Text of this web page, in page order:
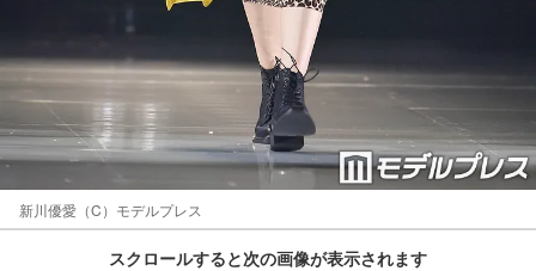
新川優愛（C）モデルプレス
スクロールすると次の画像が表示されます